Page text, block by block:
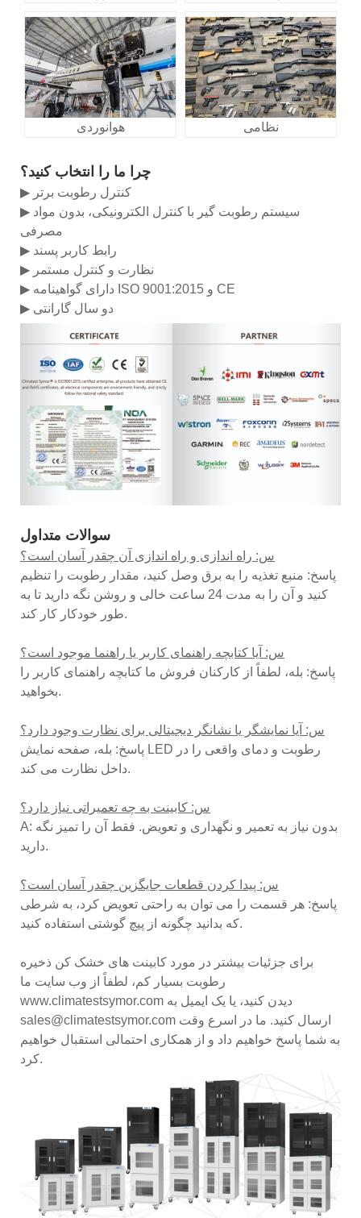
هوانوردی نظامی
چرا ما را انتخاب کنید؟
▶ کنترل رطوبت برتر
▶ سیستم رطوبت گیر با کنترل الکترونیکی، بدون مواد
مصرفی
▶ رابط کاربر پسند
▶ نظارت و کنترل مستمر
▶ دارای گواهینامه ISO 9001:2015 و CE
▶ دو سال گارانتی
سوالات متداول
س: راه اندازی و راه اندازی آن چقدر آسان است؟
پاسخ: منبع تغذیه را به برق وصل کنید، مقدار رطوبت را تنظیم
کنید و آن را به مدت 24 ساعت خالی و روشن نگه دارید تا به
طور خودکار کار کند.
س: آیا کتابچه راهنمای کاربر یا راهنما موجود است؟
پاسخ: بله، لطفاً از کارکنان فروش ما کتابچه راهنمای کاربر را
بخواهید.
س: آیا نمایشگر یا نشانگر دیجیتالی برای نظارت وجود دارد؟
پاسخ: بله، صفحه نمایش LED رطوبت و دمای واقعی را در
داخل نظارت می کند.
س: کابینت به چه تعمیراتی نیاز دارد؟
A: بدون نیاز به تعمیر و نگهداری و تعویض. فقط آن را تمیز نگه
دارید.
س: پیدا کردن قطعات جایگزین چقدر آسان است؟
پاسخ: هر قسمت را می توان به راحتی تعویض کرد، به شرطی
که بدانید چگونه از پیچ گوشتی استفاده کنید.
برای جزئیات بیشتر در مورد کابینت های خشک کن ذخیره
رطوبت بسیار کم، لطفاً از وب سایت ما
www.climatestsymor.com دیدن کنید، یا یک ایمیل به
sales@climatestsymor.com ارسال کنید. ما در اسرع وقت
به شما پاسخ خواهیم داد و از همکاری احتمالی استقبال خواهیم
کرد.